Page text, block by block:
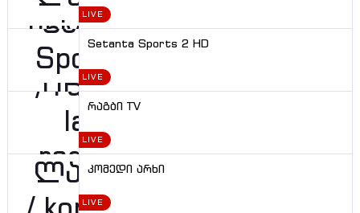
LIVE
Setanta Sports 2 HD
LIVE
რაგბი TV
LIVE
კომედი არხი
LIVE